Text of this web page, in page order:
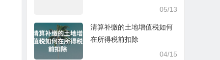
05/13
清算补缴的土地增值税如何
在所得税前扣除
04/15